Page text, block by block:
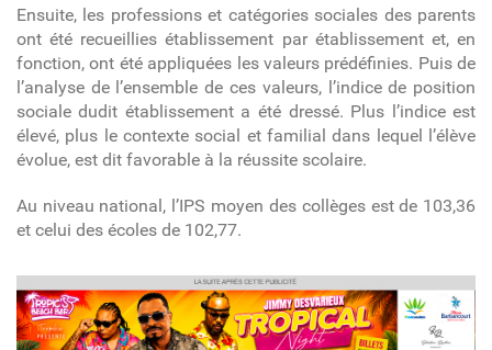
Ensuite, les professions et catégories sociales des parents
ont été recueillies établissement par établissement et, en
fonction, ont été appliquées les valeurs prédéfinies. Puis de
l’analyse de l’ensemble de ces valeurs, l’indice de position
sociale dudit établissement a été dressé. Plus l’indice est
élevé, plus le contexte social et familial dans lequel l’élève
évolue, est dit favorable à la réussite scolaire.
Au niveau national, l’IPS moyen des collèges est de 103,36
et celui des écoles de 102,77.
article